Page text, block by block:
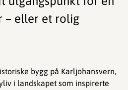
– eller et rolig
bygg på Karljohansvern,
i landskapet som inspirerte